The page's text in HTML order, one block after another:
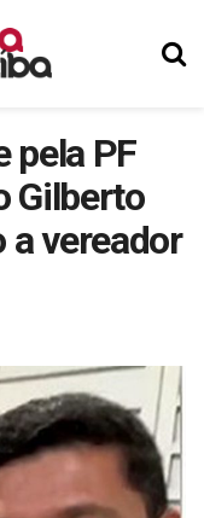
pela PF
Gilberto
vereador